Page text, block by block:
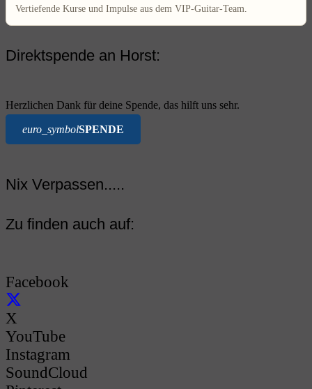
Vertiefende Kurse und Impulse aus dem VIP-Guitar-Team.
Direktspende an Horst:
Herzlichen Dank für deine Spende, das hilft uns sehr.
euro_symbolSPENDE
Nix Verpassen.....
Zu finden auch auf:
Facebook
X
YouTube
Instagram
SoundCloud